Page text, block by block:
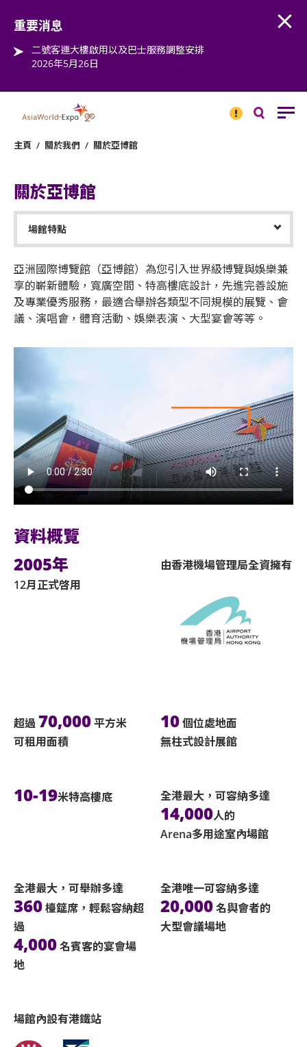
重要消息
二號客運大樓啟用以及巴士服務調整安排
2026年5月26日
消息
主頁 / 關於我們 / 關於亞博館
關於亞博館
亞洲國際博覽館（亞博館）為您引入世界級博覽與娛樂兼
享的嶄新體驗，寬廣空間、特高樓底設計，先進完善設施
及專業優秀服務，最適合舉辦各類型不同規模的展覽、會
議、演唱會，體育活動、娛樂表演、大型宴會等等。
資料概覽
2005年
12月正式啓用
由香港機場管理局全資擁有
超過 70,000平方米
可租用面積
10個位處地面
無柱式設計展館
10-19米特高樓底 全港最大，可容納多達
14,000人的
Arena多用途室內場館
全港最大，可舉辦多達
360檯筵席，輕鬆容納超
過
4,000名賓客的宴會場
地
全港唯一可容納多達
20,000名與會者的
大型會議​場地
場館內設有港鐵站